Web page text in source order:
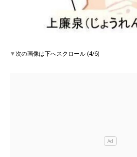
▼次の画像は下へスクロール (4/6)